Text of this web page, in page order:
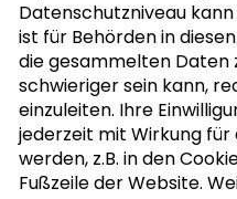
Datenschutzniveau
ist für Behörden in
die gesammelten Daten
schwieriger sein kann,
einzuleiten. Ihre
jederzeit mit Wirkung
werden, z.B. in den
Fußzeile der Website.